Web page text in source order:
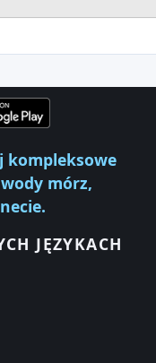
kompleksowe
mórz,
JĘZYKACH